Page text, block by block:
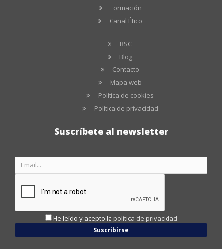
Formación
Canal Ético
RSC
Blog
Contacto
Mapa web
Política de cookies
Política de privacidad
Suscríbete al newsletter
He leído y acepto la politica de privacidad
Suscribirse